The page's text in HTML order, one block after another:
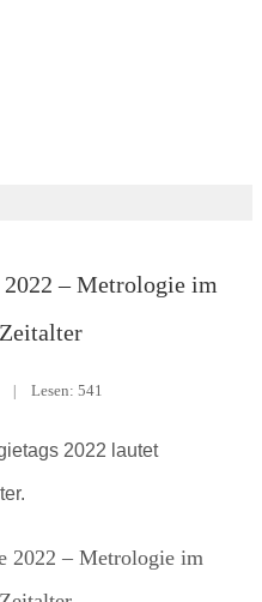
– Metrologie im
| Lesen: 541
2022 lautet